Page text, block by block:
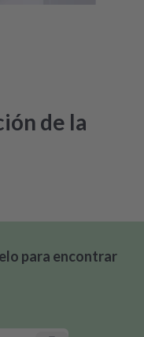
de la
para encontrar